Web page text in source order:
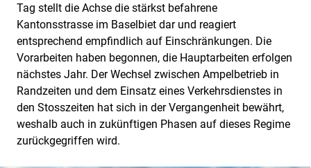
Tag stellt die Achse die stärkst befahrene
Kantonsstrasse im Baselbiet dar und reagiert
entsprechend empfindlich auf Einschränkungen. Die
Vorarbeiten haben begonnen, die Hauptarbeiten erfolgen
nächstes Jahr. Der Wechsel zwischen Ampelbetrieb in
Randzeiten und dem Einsatz eines Verkehrsdienstes in
den Stosszeiten hat sich in der Vergangenheit bewährt,
weshalb auch in zukünftigen Phasen auf dieses Regime
zurückgegriffen wird.